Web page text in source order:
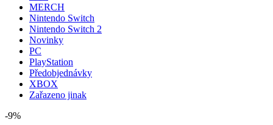
MERCH
Nintendo Switch
Nintendo Switch 2
Novinky
PC
PlayStation
Předobjednávky
XBOX
Zařazeno jinak
-9%